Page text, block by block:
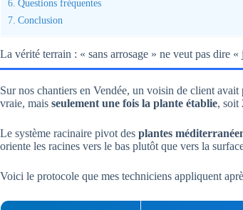
Questions fréquentes
Conclusion
La vérité terrain : « sans arrosage » ne veut pas dire «
Sur nos chantiers en Vendée, un voisin de client
vraie, mais seulement une fois la plante établie, soit
Le système racinaire pivot des plantes
oriente les racines vers le bas plutôt que vers la
Voici le protocole que mes techniciens appliquent